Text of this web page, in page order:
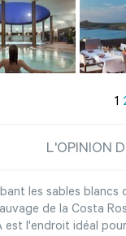
1
L'OPINION
les sables blancs
de la Costa
est l'endroit idéal